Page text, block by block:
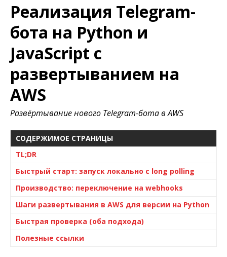
Реализация Telegram-
бота на Python и
JavaScript с
развертыванием на
AWS
Развёртывание нового Telegram-бота в AWS
СОДЕРЖИМОЕ СТРАНИЦЫ
TL;DR
Быстрый старт: запуск локально с long polling
Производство: переключение на webhooks
Шаги развертывания в AWS для версии на Python
Быстрая проверка (оба подхода)
Полезные ссылки